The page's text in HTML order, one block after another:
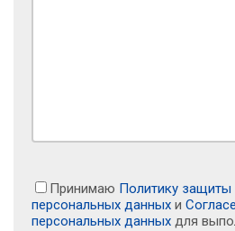
Принимаю Политику защиты
персональных данных и
персональных данных для